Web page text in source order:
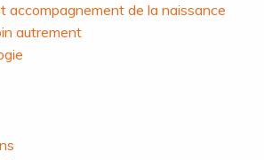
accompagnement de la naissance
autrement